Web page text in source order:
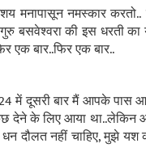
मनापासून नमस्कार
बसवेश्वरा की इस धरती का
एक बार..फिर एक बार..
में दूसरी बार मैं आपके
देने के लिए आया
दौलत नहीं चाहिए, मुझे यश